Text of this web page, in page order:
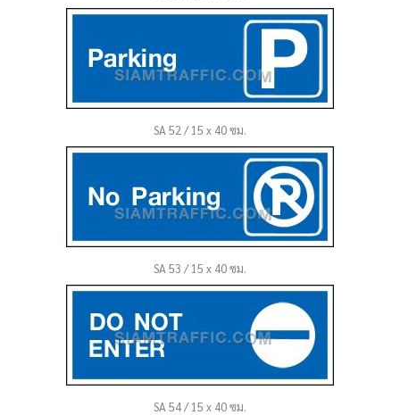
SA 52 / 15 x 40 ซม.
SA 53 / 15 x 40 ซม.
SA 54 / 15 x 40 ซม.